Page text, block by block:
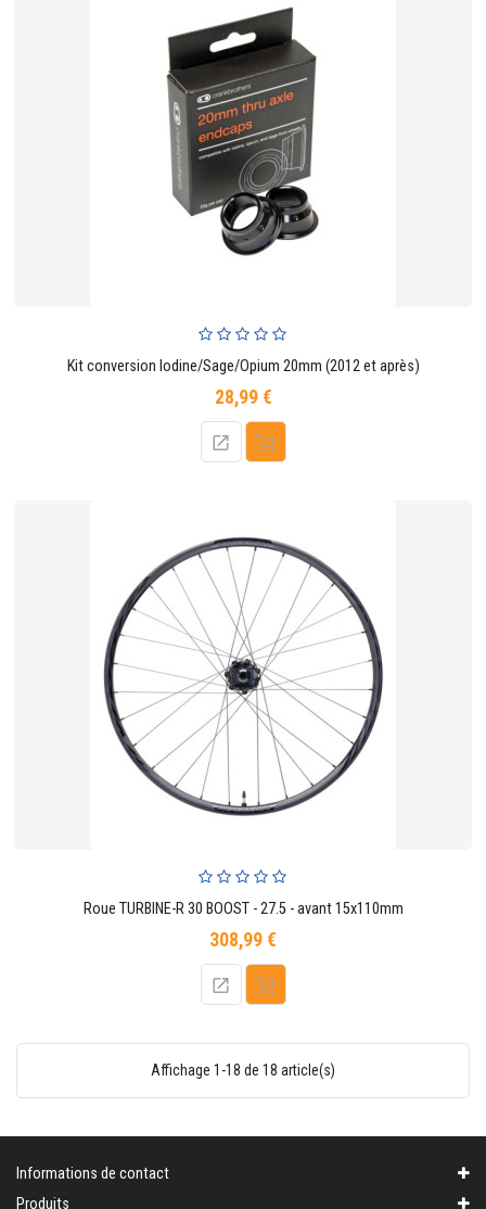
Kit conversion Iodine/Sage/Opium 20mm (2012 et après)
28,99 €Prix
Roue TURBINE-R 30 BOOST - 27.5 - avant 15x110mm
308,99 €
Affichage 1-18 de 18 article(s)
Informations de contact
Produits